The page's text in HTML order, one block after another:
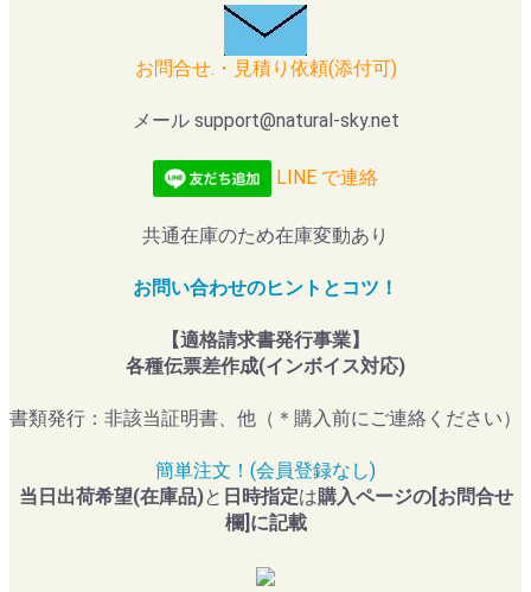
お問合せ.・見積り依頼(添付可)
メール support@natural-sky.net
LINE で連絡
共通在庫のため在庫変動あり
お問い合わせのヒントとコツ！
【適格請求書発行事業】
各種伝票差作成(インボイス対応)
書類発行：非該当証明書、他（＊購入前にご連絡ください）
簡単注文！(会員登録なし)
当日出荷希望(在庫品)と 日時指定は購入ページの[お問合せ
欄]に記載